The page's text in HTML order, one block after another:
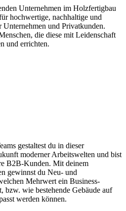
Unternehmen im Holzfertigbau
hochwertige, nachhaltige und
Unternehmen und Privatkunden.
die diese mit Leidenschaft
und errichten.
gestaltest du in dieser
moderner Arbeitswelten und bist
B2B-Kunden. Mit deinem
gewinnst du Neu- und
Mehrwert ein Business-
bzw. wie bestehende Gebäude auf
werden können.